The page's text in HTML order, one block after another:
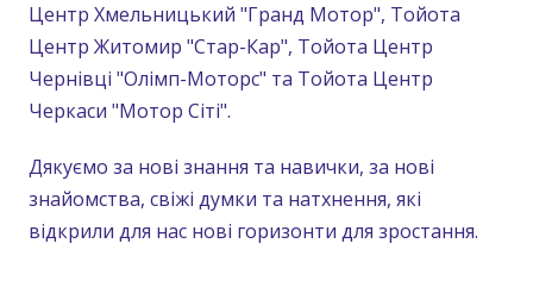
Центр Хмельницький "Гранд Мотор", Тойота
Центр Житомир "Стар-Кар", Тойота Центр
Чернівці "Олімп-Моторс" та Тойота Центр
Черкаси "Мотор Сіті".
Дякуємо за нові знання та навички, за нові
знайомства, свіжі думки та натхнення, які
відкрили для нас нові горизонти для зростання.